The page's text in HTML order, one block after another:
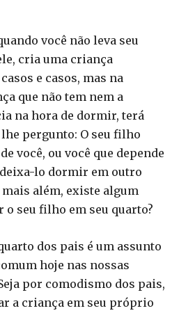
você não leva seu
cria uma criança
e casos, mas na
que não tem nem a
na hora de dormir, terá
lhe pergunto: O seu filho
você, ou você que depende
lo dormir em outro
mais além, existe algum
o seu filho em seu quarto?
dos pais é um assunto
hoje nas nossas
por comodismo dos pais,
a criança em seu próprio